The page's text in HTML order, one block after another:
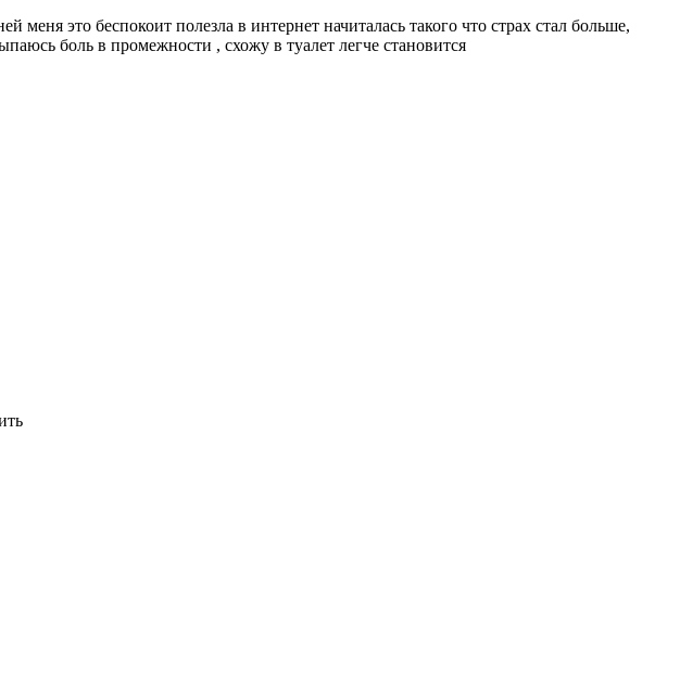
это беспокоит полезла в интернет начиталась такого что страх стал больше,
боль в промежности , схожу в туалет легче становится